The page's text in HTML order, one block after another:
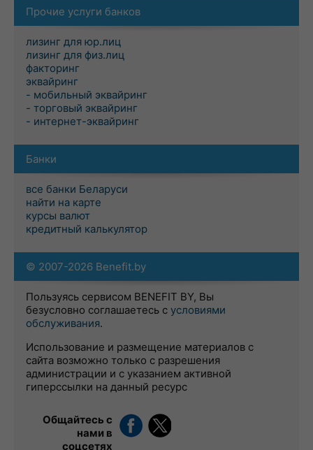
Прочие услуги банков
лизинг для юр.лиц
лизинг для физ.лиц
факторинг
эквайринг
- мобильный эквайринг
- торговый эквайринг
- интернет-эквайринг
Банки
все банки Беларуси
найти на карте
курсы валют
кредитный калькулятор
© 2007-2026 Benefit.by
Пользуясь сервисом BENEFIT BY, Вы
безусловно соглашаетесь с условиями
обслуживания.
Использование и размещение материалов с
сайта возможно только с разрешения
администрации и с указанием активной
гиперссылки на данный ресурс
Общайтесь с
нами в
соцсетях